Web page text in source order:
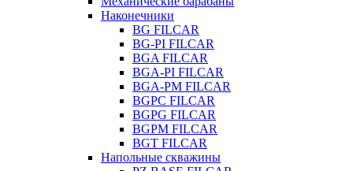
Наконечники
BG FILCAR
BG-PI FILCAR
BGA FILCAR
BGA-PI FILCAR
BGA-PM FILCAR
BGPC FILCAR
BGPG FILCAR
BGPM FILCAR
BGT FILCAR
Напольные скважины